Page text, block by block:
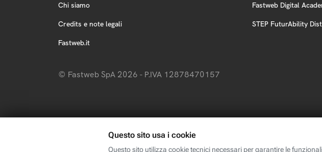
Chi siamo
Credits e note legali
Fastweb.it
Fastweb Digital
STEP FuturAbility
© Fastweb SpA 2026 - P.IVA 12878470157